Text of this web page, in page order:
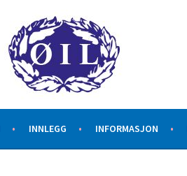
INNLEGG INFORMASJON